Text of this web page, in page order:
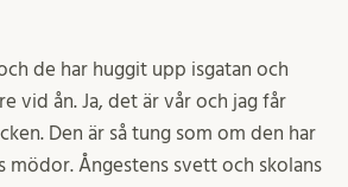
de har huggit upp isgatan och
vid ån. Ja, det är vår och jag får
Den är så tung som om den har
mödor. Ångestens svett och skolans